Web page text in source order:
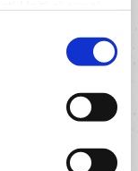
di tecnologia e
informativa
alcuni o tutti i
momento.